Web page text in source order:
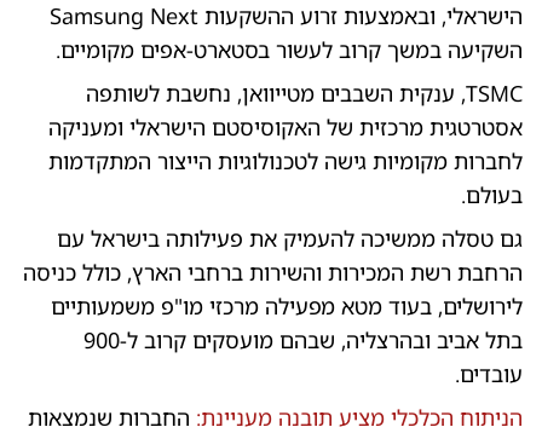
הישראלי, ובאמצעות זרוע ההשקעות Samsung Next
השקיעה במשך קרוב לעשור בסטארט-אפים מקומיים.
TSMC, ענקית השבבים מטייוואן, נחשבת לשותפה
אסטרטגית מרכזית של האקוסיסטם הישראלי ומעניקה
לחברות מקומיות גישה לטכנולוגיות הייצור המתקדמות
בעולם.
גם טסלה ממשיכה להעמיק את פעילותה בישראל עם
הרחבת רשת המכירות והשירות ברחבי הארץ, כולל כניסה
לירושלים, בעוד מטא מפעילה מרכזי מו"פ משמעותיים
בתל אביב ובהרצליה, שבהם מועסקים קרוב ל-900
עובדים.
הניתוח הכלכלי מציע תובנה מעניינת: החברות שנמצאות